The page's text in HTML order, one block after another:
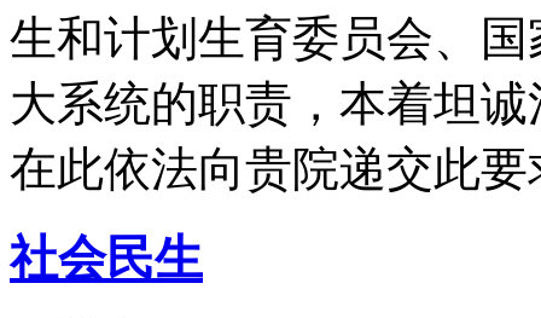
生和计划生育委员会、
大系统的职责，本着坦
在此依法向贵院递交此要
社会民生